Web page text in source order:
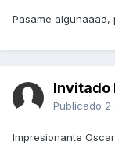
Pasame algunaaaa,
Invitado
Publicado 2
Impresionante